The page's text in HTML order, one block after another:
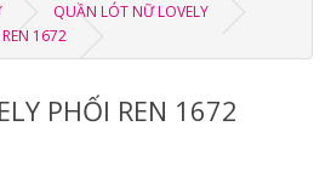
QUẦN LÓT NỮ LOVELY
1672
PHỐI REN 1672